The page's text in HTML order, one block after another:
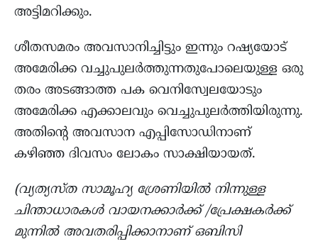
അട്ടിമറിക്കും.
ശീതസമരം അവസാനിച്ചിട്ടും ഇന്നും റഷ്യയോട്
അമേരിക്ക വച്ചുപുലർത്തുന്നതുപോലെയുള്ള ഒരു
തരം അടങ്ങാത്ത പക വെനിസ്വേലയോടും
അമേരിക്ക എക്കാലവും വെച്ചുപുലർത്തിയിരുന്നു.
അതിന്റെ അവസാന എപ്പിസോഡിനാണ്‌
കഴിഞ്ഞ ദിവസം ലോകം സാക്ഷിയായത്.
(വ്യത്യസ്ത സാമൂഹ്യ ശ്രേണിയിൽ നിന്നുള്ള
ചിന്താധാരകൾ വായനക്കാർക്ക് /പ്രേക്ഷകർക്ക്
മുന്നിൽ അവതരിപ്പിക്കാനാണ് ഒബിസി